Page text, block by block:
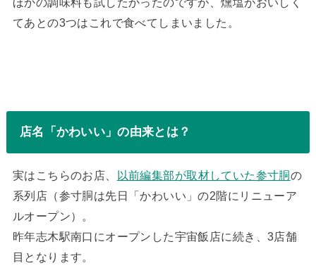
てあとの3つはこれで食べてしまいました。
店名「かわいい」の由来とは？
実はこちらのお店、 以前編集部が取材していた参寸胴の
系列店（参寸胴は先日「かわいい」の2階にリニューア
ルオープン）。
昨年志木駅南口にオープンした宇宙飯店に続き、3店舗
目となります。